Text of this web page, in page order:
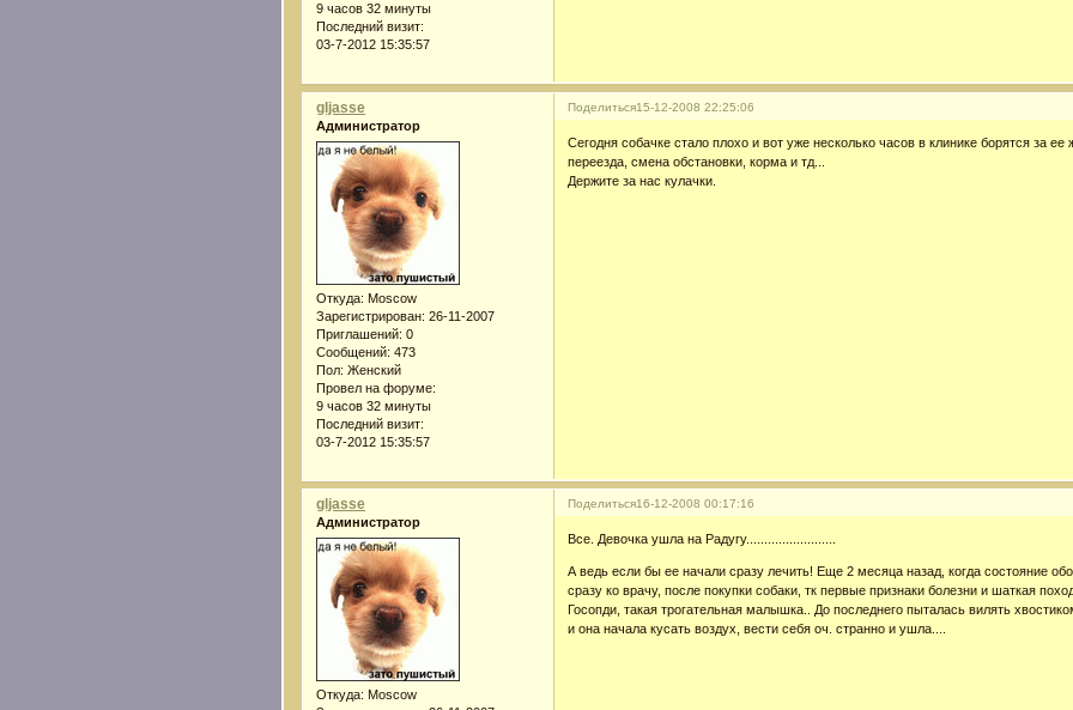
9 часов 32 минуты
Последний визит:
03-7-2012 15:35:57
Поделиться15-12-2008 22:25:06
gljasse
Администратор
Откуда: Moscow
Зарегистрирован: 26-11-2007
Приглашений: 0
Сообщений: 473
Пол: Женский
Провел на форуме:
9 часов 32 минуты
Последний визит:
03-7-2012 15:35:57
Сегодня собачке стало плохо и вот уже несколько часов в клинике борятся за
переезда, смена обстановки, корма и тд...
Держите за нас кулачки.
Поделиться16-12-2008 00:17:16
gljasse
Администратор
Откуда: Moscow
Все. Девочка ушла на Радугу.........................
А ведь если бы ее начали сразу лечить! Еще 2 месяца назад, когда состояние
сразу ко врачу, после покупки собаки, тк первые признаки болезни и шаткая
Госопди, такая трогательная малышка.. До последнего пыталась вилять
и она начала кусать воздух, вести себя оч. странно и ушла....